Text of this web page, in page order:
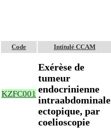
Code Intitulé CCAM
KZFC001
Exérèse de
tumeur
endocrinienne
intraabdominale
ectopique, par
coelioscopie